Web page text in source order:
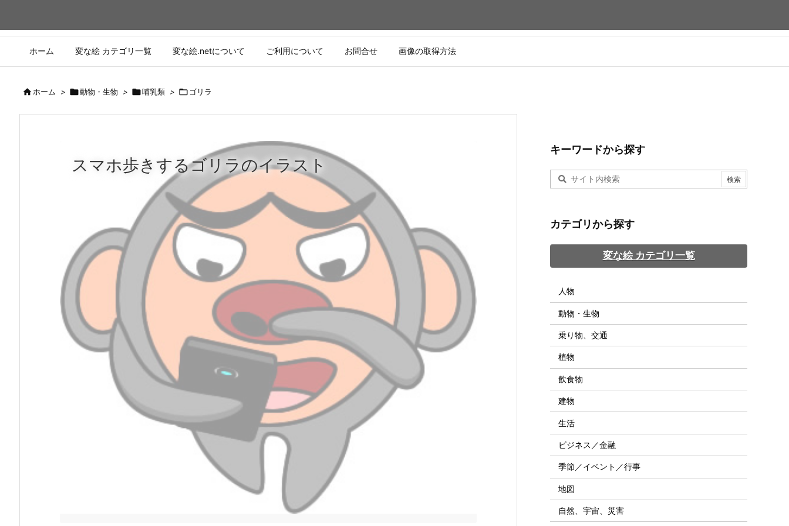
ホーム 変な絵 カテゴリ一覧 変な絵.netについて ご利用について お問合せ 画像の取得方法
ホーム > 動物・生物 > 哺乳類 >  ゴリラ
スマホ歩きするゴリラのイラスト
キーワードから探す
カテゴリから探す
変な絵 カテゴリ一覧
人物
動物・生物
乗り物、交通
植物
飲食物
建物
生活
ビジネス／金融
季節／イベント／行事
地図
自然、宇宙、災害